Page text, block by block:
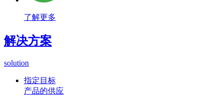
了解更多
解决方案
solution
指定目标
产品的供应